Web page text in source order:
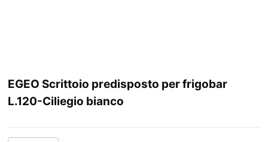
EGEO Scrittoio predisposto per frigobar
L.120-Ciliegio bianco